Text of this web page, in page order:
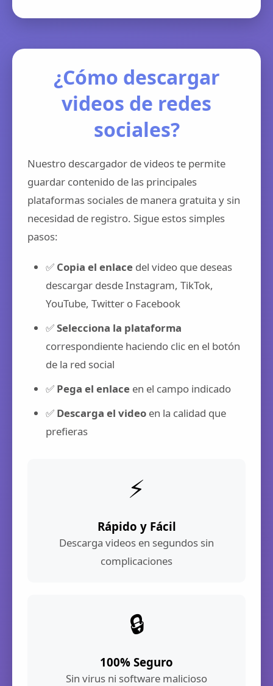
¿Cómo descargar
videos de redes
sociales?
Nuestro descargador de videos te permite
guardar contenido de las principales
plataformas sociales de manera gratuita y sin
necesidad de registro. Sigue estos simples
pasos:
✅ Copia el enlace del video que deseas
descargar desde Instagram, TikTok,
YouTube, Twitter o Facebook
✅Selecciona la plataforma
correspondiente haciendo clic en el botón
de la red social
✅ Pega el enlace en el campo indicado
✅ Descarga el video en la calidad que
prefieras
⚡
Rápido y Fácil
Descarga videos en segundos sin
complicaciones
🔒
100% Seguro
Sin virus ni software malicioso